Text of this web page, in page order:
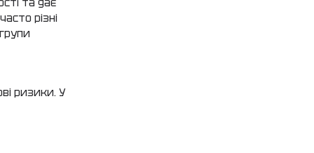
різні
ризики. У